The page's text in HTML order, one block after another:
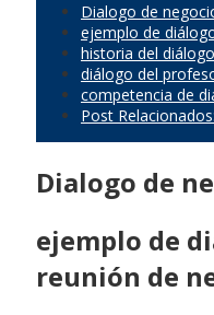
Dialogo de
ejemplo de
historia del
diálogo del
competencia de
Post Relacionados:
Dialogo de
ejemplo de
reunión de